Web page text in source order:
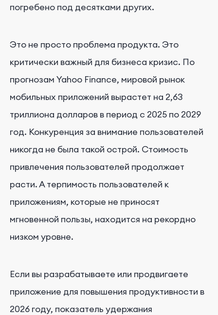
погребено под десятками других.
Это не просто проблема продукта. Это
критически важный для бизнеса кризис. По
прогнозам Yahoo Finance, мировой рынок
мобильных приложений вырастет на 2,63
триллиона долларов в период с 2025 по 2029
год. Конкуренция за внимание пользователей
никогда не была такой острой. Стоимость
привлечения пользователей продолжает
расти. А терпимость пользователей к
приложениям, которые не приносят
мгновенной пользы, находится на рекордно
низком уровне.
Если вы разрабатываете или продвигаете
приложение для повышения продуктивности в
2026 году, показатель удержания